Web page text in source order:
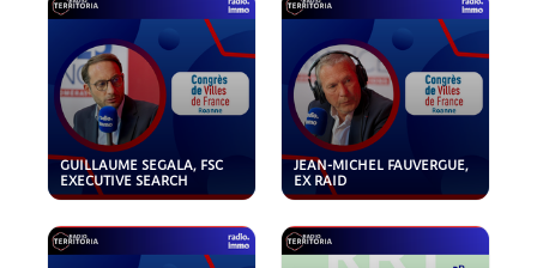
GUILLAUME SEGALA, FSC
EXECUTIVE SEARCH
JEAN-MICHEL FAUVERGUE,
EX RAID